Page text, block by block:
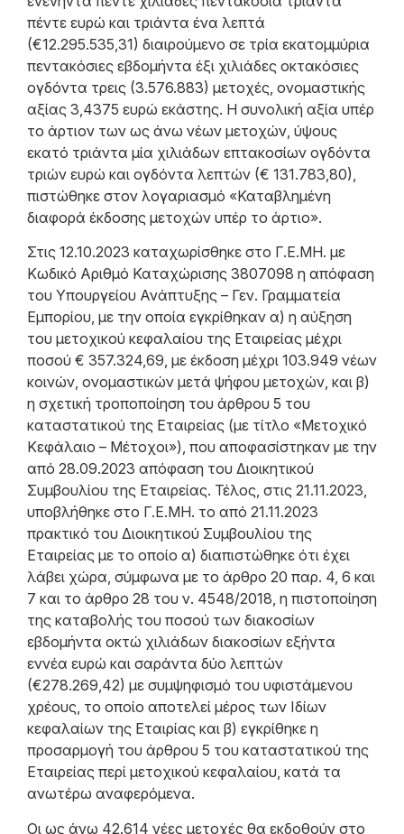
πέντε ευρώ και τριάντα ένα λεπτά
(€12.295.535,31) διαιρούμενο σε τρία εκατομμύρια
πεντακόσιες εβδομήντα έξι χιλιάδες οκτακόσιες
ογδόντα τρεις (3.576.883) μετοχές, ονομαστικής
αξίας 3,4375 ευρώ εκάστης. Η συνολική αξία υπέρ
το άρτιον των ως άνω νέων μετοχών, ύψους
εκατό τριάντα μία χιλιάδων επτακοσίων ογδόντα
τριών ευρώ και ογδόντα λεπτών (€ 131.783,80),
πιστώθηκε στον λογαριασμό «Καταβλημένη
διαφορά έκδοσης μετοχών υπέρ το άρτιο».
Στις 12.10.2023 καταχωρίσθηκε στο Γ.Ε.ΜΗ. με
Κωδικό Αριθμό Καταχώρισης 3807098 η απόφαση
του Υπουργείου Ανάπτυξης – Γεν. Γραμματεία
Εμπορίου, με την οποία εγκρίθηκαν α) η αύξηση
του μετοχικού κεφαλαίου της Εταιρείας μέχρι
ποσού € 357.324,69, με έκδοση μέχρι 103.949 νέων
κοινών, ονομαστικών μετά ψήφου μετοχών, και β)
η σχετική τροποποίηση του άρθρου 5 του
καταστατικού της Εταιρείας (με τίτλο «Μετοχικό
Κεφάλαιο – Μέτοχοι»), που αποφασίστηκαν με την
από 28.09.2023 απόφαση του Διοικητικού
Συμβουλίου της Εταιρείας. Τέλος, στις 21.11.2023,
υποβλήθηκε στο Γ.Ε.ΜΗ. το από 21.11.2023
πρακτικό του Διοικητικού Συμβουλίου της
Εταιρείας με το οποίο α) διαπιστώθηκε ότι έχει
λάβει χώρα, σύμφωνα με το άρθρο 20 παρ. 4, 6 και
7 και το άρθρο 28 του ν. 4548/2018, η πιστοποίηση
της καταβολής του ποσού των διακοσίων
εβδομήντα οκτώ χιλιάδων διακοσίων εξήντα
εννέα ευρώ και σαράντα δύο λεπτών
(€278.269,42) με συμψηφισμό του υφιστάμενου
χρέους, το οποίο αποτελεί μέρος των Ιδίων
κεφαλαίων της Εταιρίας και β) εγκρίθηκε η
προσαρμογή του άρθρου 5 του καταστατικού της
Εταιρείας περί μετοχικού κεφαλαίου, κατά τα
ανωτέρω αναφερόμενα.
Οι ως άνω 42.614 νέες μετοχές θα εκδοθούν στο